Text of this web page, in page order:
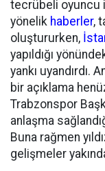
tecrübeli oyuncu
yönelik haberler,
oluştururken,
yapıldığı
yankı
bir açıklama
Trabzonspor
anlaşma
Buna rağmen
gelişmeler